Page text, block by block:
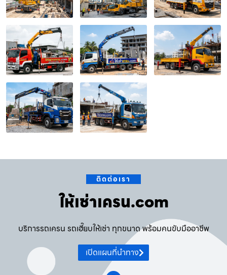
ติดต่อเรา
ให้เช่าเครน.com
บริการรถเครน รถเฮี๊ยบให้เช่า ทุกขนาด พร้อมคนขับมืออาชีพ
เปิดแผนที่นำทาง